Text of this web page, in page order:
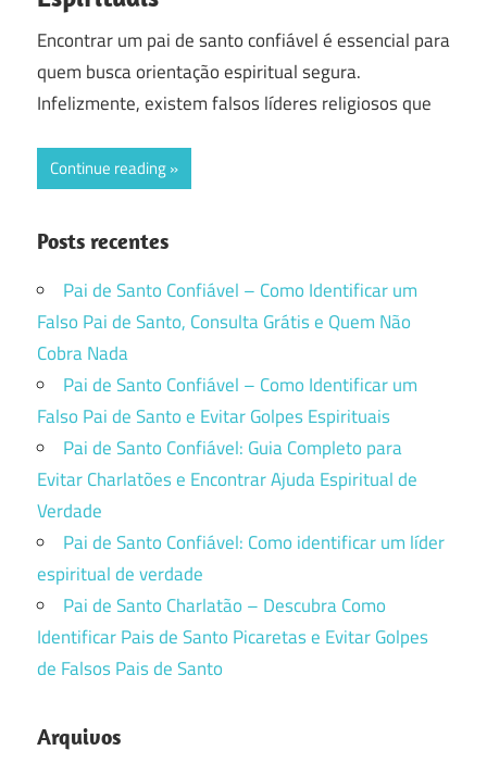
Encontrar um pai de santo confiável é essencial para
quem busca orientação espiritual segura.
Infelizmente, existem falsos líderes religiosos que
Continue reading
Posts recentes
Pai de Santo Confiável – Como Identificar um
Falso Pai de Santo, Consulta Grátis e Quem Não
Cobra Nada
Pai de Santo Confiável – Como Identificar um
Falso Pai de Santo e Evitar Golpes Espirituais
Pai de Santo Confiável: Guia Completo para
Evitar Charlatões e Encontrar Ajuda Espiritual de
Verdade
Pai de Santo Confiável: Como identificar um líder
espiritual de verdade
Pai de Santo Charlatão – Descubra Como
Identificar Pais de Santo Picaretas e Evitar Golpes
de Falsos Pais de Santo
Arquivos